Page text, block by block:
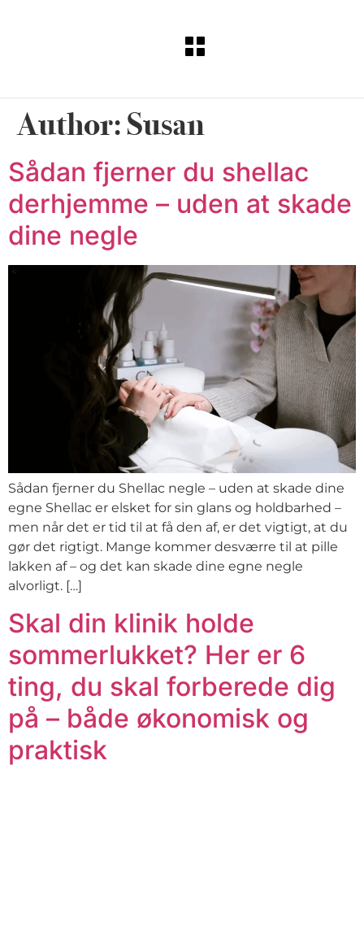
Author:Susan
Sådan fjerner du shellac
derhjemme – uden at skade
dine negle
Sådan fjerner du Shellac negle – uden at skade dine
egne Shellac er elsket for sin glans og holdbarhed –
men når det er tid til at få den af, er det vigtigt, at du
gør det rigtigt. Mange kommer desværre til at pille
lakken af – og det kan skade dine egne negle
alvorligt. […]
Skal din klinik holde
sommerlukket? Her er 6
ting, du skal forberede dig
på – både økonomisk og
praktisk